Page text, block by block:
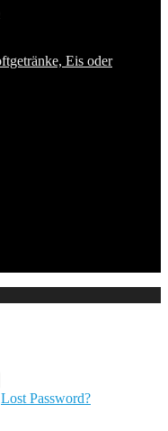
Eis oder
Lost Password?